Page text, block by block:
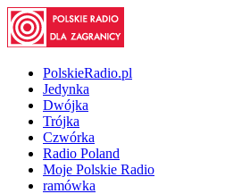
PolskieRadio.pl
Jedynka
Dwójka
Trójka
Czwórka
Radio Poland
Moje Polskie Radio
ramówka